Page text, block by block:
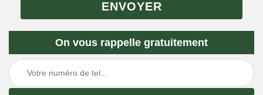
On vous rappelle gratuitement